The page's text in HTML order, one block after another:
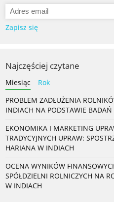
Zapisz się
Najczęściej czytane
Miesiąc
Rok
PROBLEM ZADŁUŻENIA
INDIACH NA PODSTAWIE BADAŃ
EKONOMIKA I MARKETING
TRADYCYJNYCH UPRAW:
HARIANA W INDIACH
OCENA WYNIKÓW
SPÓŁDZIELNI ROLNICZYCH NA
W INDIACH